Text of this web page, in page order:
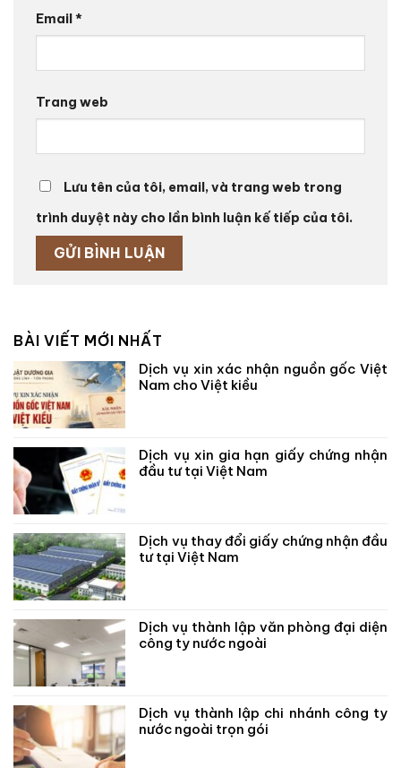
Email *
Trang web
Lưu tên của tôi, email, và trang web trong
trình duyệt này cho lần bình luận kế tiếp của tôi.
BÀI VIẾT MỚI NHẤT
Dịch vụ xin xác nhận nguồn gốc Việt
Nam cho Việt kiều
Dịch vụ xin gia hạn giấy chứng nhận
đầu tư tại Việt Nam
Dịch vụ thay đổi giấy chứng nhận đầu
tư tại Việt Nam
Dịch vụ thành lập văn phòng đại diện
công ty nước ngoài
Dịch vụ thành lập chi nhánh công ty
nước ngoài trọn gói